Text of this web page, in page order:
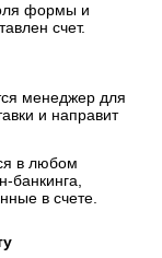
формы и
счет.
менеджер для
и направит
в любом
банкинга,
в счете.